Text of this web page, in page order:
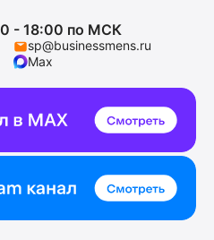
- 18:00 по МСК
sp@businessmens.ru
Max